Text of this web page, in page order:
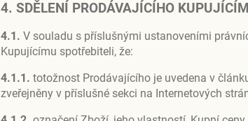
4. SDĚLENÍ PRODÁVAJÍCÍHO
4.1. V souladu s příslušnými ustanoveními
Kupujícímu spotřebiteli, že:
4.1.1. totožnost Prodávajícího je uvedena v
zveřejněny v příslušné sekci na Internetových